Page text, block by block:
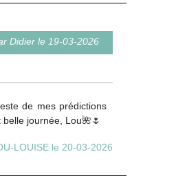
Didier le 19-03-2026
de mes prédictions
journée, Lou🌺🌷
LOUISE le 20-03-2026